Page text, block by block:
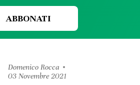
ABBONATI
Domenico Rocca
03 Novembre 2021